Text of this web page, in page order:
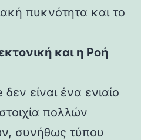
πυκνότητα και το
και η Ροή
είναι ένα ενιαίο
πολλών
συνήθως τύπου